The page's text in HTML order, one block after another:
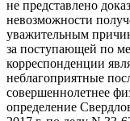
не представлено
невозможности
уважительным
за поступающей по
корреспонденции
неблагоприятные
совершеннолетнее
определение